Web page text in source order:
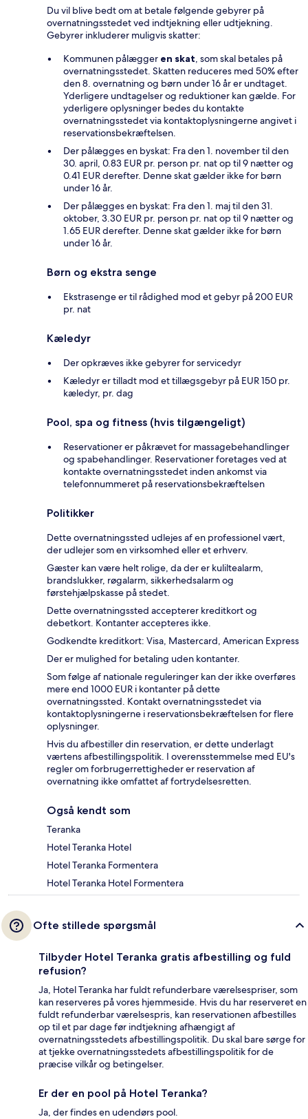
Du vil blive bedt om at betale følgende gebyrer på
overnatningsstedet ved indtjekning eller udtjekning.
Gebyrer inkluderer muligvis skatter:
Kommunen pålægger en skat, som skal betales på
overnatningsstedet. Skatten reduceres med 50% efter
den 8. overnatning og børn under 16 år er undtaget.
Yderligere undtagelser og reduktioner kan gælde. For
yderligere oplysninger bedes du kontakte
overnatningsstedet via kontaktoplysningerne angivet i
reservationsbekræftelsen.
Der pålægges en byskat: Fra den 1. november til den
30. april, 0.83 EUR pr. person pr. nat op til 9 nætter og
0.41 EUR derefter. Denne skat gælder ikke for børn
under 16 år.
Der pålægges en byskat: Fra den 1. maj til den 31.
oktober, 3.30 EUR pr. person pr. nat op til 9 nætter og
1.65 EUR derefter. Denne skat gælder ikke for børn
under 16 år.
Børn og ekstra senge
Ekstrasenge er til rådighed mod et gebyr på 200 EUR
pr. nat
Kæledyr
Der opkræves ikke gebyrer for servicedyr
Kæledyr er tilladt mod et tillægsgebyr på EUR 150 pr.
kæledyr, pr. dag
Pool, spa og fitness (hvis tilgængeligt)
Reservationer er påkrævet for massagebehandlinger
og spabehandlinger. Reservationer foretages ved at
kontakte overnatningsstedet inden ankomst via
telefonnummeret på reservationsbekræftelsen
Politikker
Dette overnatningssted udlejes af en professionel vært,
der udlejer som en virksomhed eller et erhverv.
Gæster kan være helt rolige, da der er kuliltealarm,
brandslukker, røgalarm, sikkerhedsalarm og
førstehjælpskasse på stedet.
Dette overnatningssted accepterer kreditkort og
debetkort. Kontanter accepteres ikke.
Godkendte kreditkort: Visa, Mastercard, American Express
Der er mulighed for betaling uden kontanter.
Som følge af nationale reguleringer kan der ikke overføres
mere end 1000 EUR i kontanter på dette
overnatningssted. Kontakt overnatningsstedet via
kontaktoplysningerne i reservationsbekræftelsen for flere
oplysninger.
Hvis du afbestiller din reservation, er dette underlagt
værtens afbestillingspolitik. I overensstemmelse med EU's
regler om forbrugerrettigheder er reservation af
overnatning ikke omfattet af fortrydelsesretten.
Også kendt som
Teranka
Hotel Teranka Hotel
Hotel Teranka Formentera
Hotel Teranka Hotel Formentera
Ofte stillede spørgsmål
Tilbyder Hotel Teranka gratis afbestilling og fuld
refusion?
Ja, Hotel Teranka har fuldt refunderbare værelsespriser, som
kan reserveres på vores hjemmeside. Hvis du har reserveret en
fuldt refunderbar værelsespris, kan reservationen afbestilles
op til et par dage før indtjekning afhængigt af
overnatningsstedets afbestillingspolitik. Du skal bare sørge for
at tjekke overnatningsstedets afbestillingspolitik for de
præcise vilkår og betingelser.
Er der en pool på Hotel Teranka?
Ja, der findes en udendørs pool.